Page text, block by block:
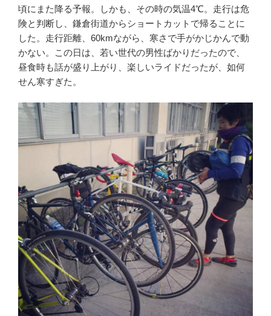
頃にまた降る予報。しかも、その時の気温4℃。走行は危
険と判断し、鎌倉街道からショートカットで帰ることに
した。走行距離、60kmながら、寒さで手がかじかんで動
かない。この日は、若い世代の男性ばかりだったので、
昼食時も話が盛り上がり、楽しいライドだったが、如何
せん寒すぎた。